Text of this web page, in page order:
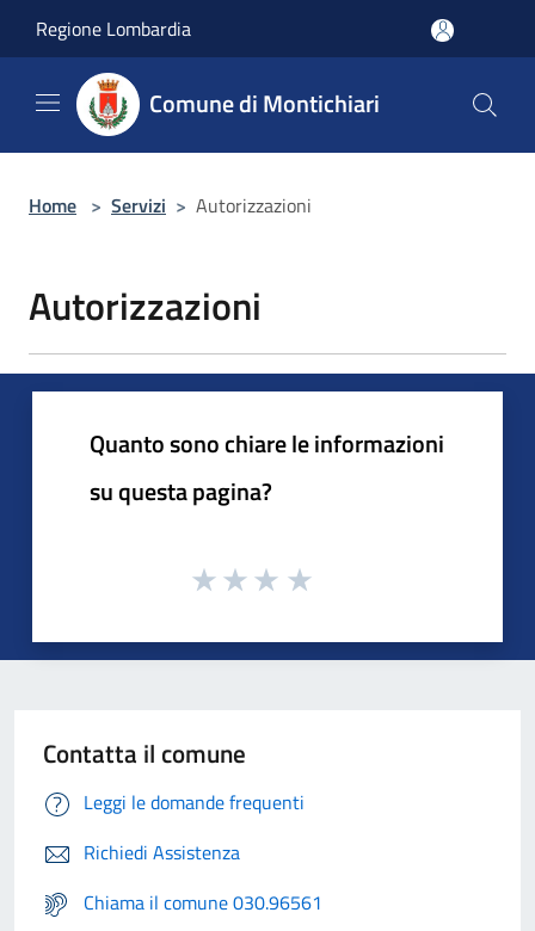
Regione Lombardia
Comune di Montichiari
Home > Servizi > Autorizzazioni
Autorizzazioni
Quanto sono chiare le informazioni
su questa pagina?
Contatta il comune
Leggi le domande frequenti
Richiedi Assistenza
Chiama il comune 030.96561